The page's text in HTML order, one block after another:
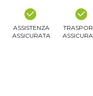
ASSISTENZA
ASSICURATA